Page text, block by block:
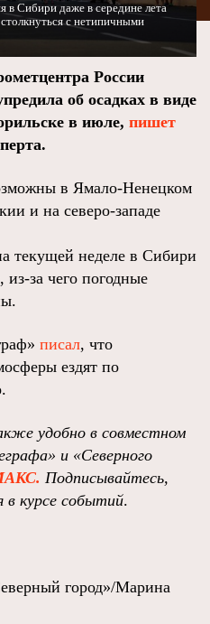
в Сибири даже в середине лета
с нетипичными
России
об осадках в виде
в июле, пишет
в Ямало‑Ненецком
и на северо‑западе
текущей неделе в Сибири
чего погодные
писал, что
ездят по
удобно в совместном
и «Северного
Подписывайтесь,
в курсе событий.
город»/Марина